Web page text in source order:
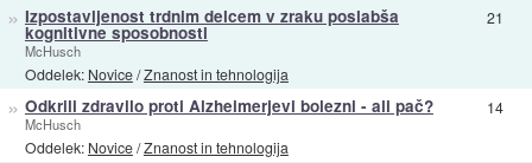
» Izpostavljenost trdnim delcem v zraku poslabša
kognitivne sposobnosti
McHusch
Oddelek: Novice/Znanost in tehnologija
21
» Odkrili zdravilo proti Alzheimerjevi bolezni - ali pač?
McHusch
Oddelek: Novice/Znanost in tehnologija
14